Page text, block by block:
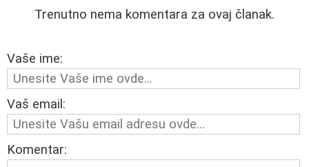
Trenutno nema komentara za ovaj članak.
Vaše ime:
Vaš email:
Komentar: